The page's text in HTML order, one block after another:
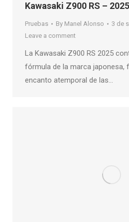
Kawasaki Z900 RS –
Pruebas By Manel Alonso
3 de
Leave a comment
La Kawasaki Z900 RS 2025
fórmula de la marca japonesa,
encanto atemporal de las…